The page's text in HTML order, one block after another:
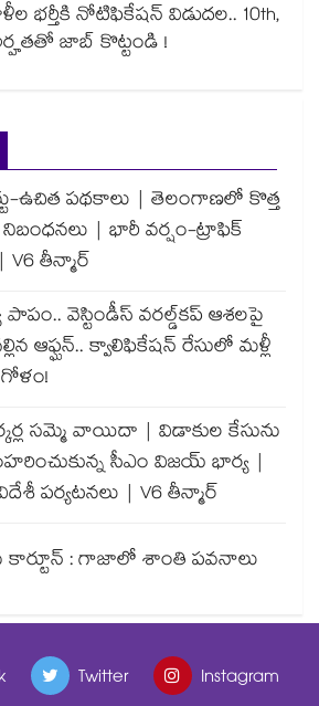
భర్తీకి నోటిఫికేషన్ విడుదల.. 10th,
జాబ్ కొట్టండి !
ఉచిత పథకాలు | తెలంగాణలో కొత్త
| భారీ వర్షం-ట్రాఫిక్
తీన్మార్
వెస్టిండీస్ వరల్డ్‌కప్ ఆశలపై
ఆఫ్ఘన్.. క్వాలిఫికేషన్ రేసులో మళ్లీ
సమ్మె వాయిదా | విడాకుల కేసును
సీఎం విజయ్ భార్య |
పర్యటనలు | V6 తీన్మార్
కార్టూన్ : గాజాలో శాంతి పవనాలు
Twitter Instagram